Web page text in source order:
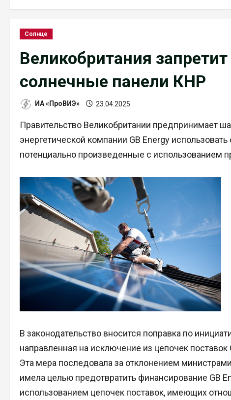
Солнце
Великобритания
солнечные панели КНР
ИА «ПроВИЭ» 23.04.2025
Правительство Великобритании предпринимает
энергетической компании GB Energy
потенциально произведенные с использованием
В законодательство вносится поправка по
направленная на исключение из цепочек
Эта мера последовала за отклонением
имела целью предотвратить финансирование GB
использованием цепочек поставок, имеющих